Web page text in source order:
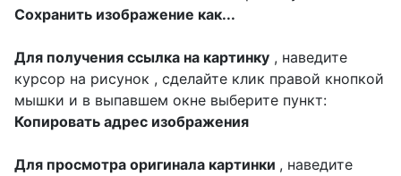
Сохранить изображение как...
Для получения ссылка на картинку , наведите
курсор на рисунок , сделайте клик правой кнопкой
мышки и в выпавшем окне выберите пункт:
Копировать адрес изображения
Для просмотра оригинала картинки , наведите